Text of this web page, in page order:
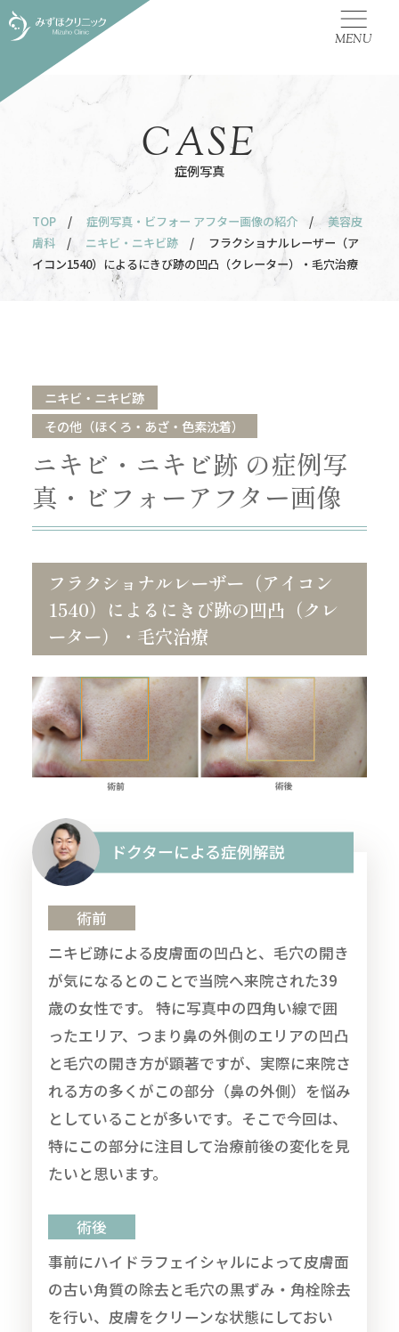
MENU
症例写真
CASE
TOP / 症例写真・ビフォー アフター画像の紹介 /
美容皮
膚科
/ ニキビ・ニキビ跡
/ フラクショナルレーザー（ア
イコン1540）によるにきび跡の凹凸（クレーター）・毛穴治療
ニキビ・ニキビ跡
その他（ほくろ・あざ・色素沈着）
ニキビ・ニキビ跡 の症例写
真・ビフォーアフター画像
フラクショナルレーザー（アイコン
1540）によるにきび跡の凹凸（クレ
ーター）・毛穴治療
ドクターによる症例解説
術前
ニキビ跡による皮膚面の凹凸と、毛穴の開き
が気になるとのことで当院へ来院された39
歳の女性です。 特に写真中の四角い線で囲
ったエリア、つまり鼻の外側のエリアの凹凸
と毛穴の開き方が顕著ですが、実際に来院さ
れる方の多くがこの部分（鼻の外側）を悩み
としていることが多いです。そこで今回は、
特にこの部分に注目して治療前後の変化を見
たいと思います。
術後
事前にハイドラフェイシャルによって皮膚面
の古い角質の除去と毛穴の黒ずみ・角栓除去
を行い、皮膚をクリーンな状態にしておい